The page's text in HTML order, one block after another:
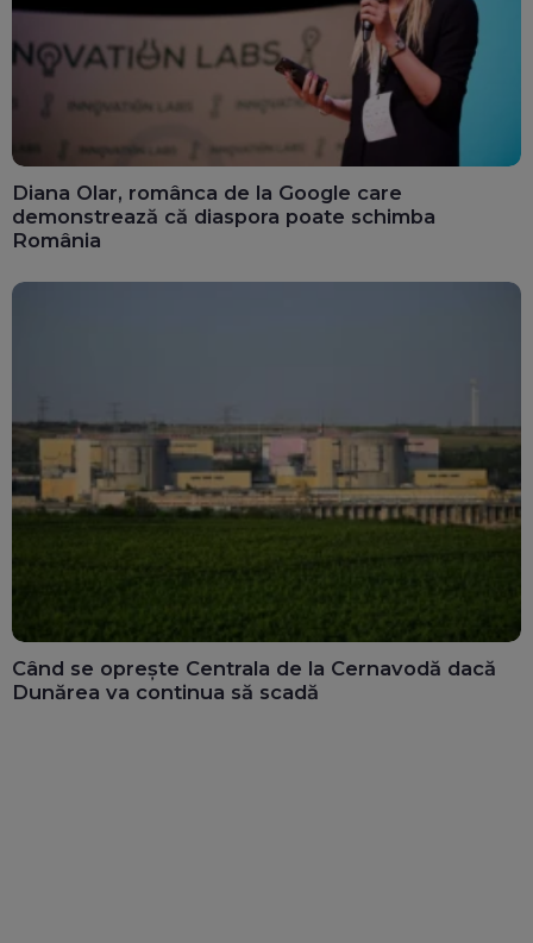
Diana Olar, românca de la Google care
demonstrează că diaspora poate schimba
România
Când se oprește Centrala de la Cernavodă dacă
Dunărea va continua să scadă